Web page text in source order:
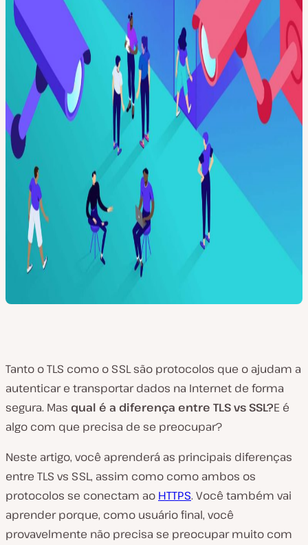
Tanto o TLS como o SSL são protocolos que o ajudam a
autenticar e transportar dados na Internet de forma
segura. Mas qual é a diferença entre TLS vs SSL?E é
algo com que precisa de se preocupar?
Neste artigo, você aprenderá as principais diferenças
entre TLS vs SSL, assim como como ambos os
protocolos se conectam ao HTTPS. Você também vai
aprender porque, como usuário final, você
provavelmente não precisa se preocupar muito com